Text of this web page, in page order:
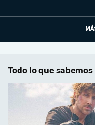
Todo lo que sabemos